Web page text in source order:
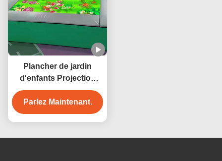
Plancher de jardin
d'enfants Projection
interactive Jeu de
trampoline Utilisation à
l'intérieur
Parlez Maintenant.